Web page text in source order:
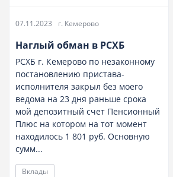
07.11.2023 г. Кемерово
Наглый обман в РСХБ
РСХБ г. Кемерово по незаконному
постановлению пристава-
исполнителя закрыл без моего
ведома на 23 дня раньше срока
мой депозитный счет Пенсионный
Плюс на котором на тот момент
находилось 1 801 руб. Основную
сумм...
Вклады